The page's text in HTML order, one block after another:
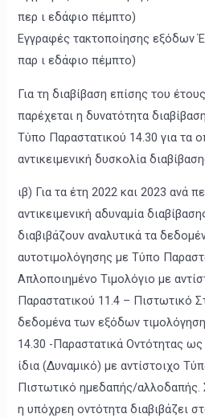
περ ι εδάφιο πέμπτο)
Εγγραφές τακτοποίησης εξόδων
παρ ι εδάφιο πέμπτο)
Για τη διαβίβαση επίσης του
παρέχεται η δυνατότητα
Τύπο Παραστατικού 14.30 για τα
αντικειμενική δυσκολία
ιβ) Για τα έτη 2022 και 2023 ανά
αντικειμενική αδυναμία
διαβιβάζουν αναλυτικά τα
αυτοτιμολόγησης με Τύπο
Απλοποιημένο Τιμολόγιο με
Παραστατικού 11.4 – Πιστωτικό
δεδομένα των εξόδων
14.30 -Παραστατικά Οντότητας
ίδια (Δυναμικό) με αντίστοιχο
Πιστωτικό ημεδαπής/αλλοδαπής.
η υπόχρεη οντότητα διαβιβάζει